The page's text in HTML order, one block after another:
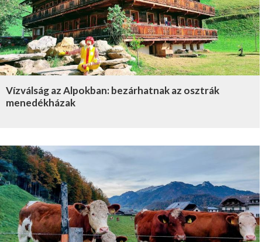
Vízválság az Alpokban: bezárhatnak az osztrák
menedékházak